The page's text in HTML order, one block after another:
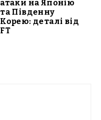
атаки на Японію
та Південну
Корею: деталі від
FT